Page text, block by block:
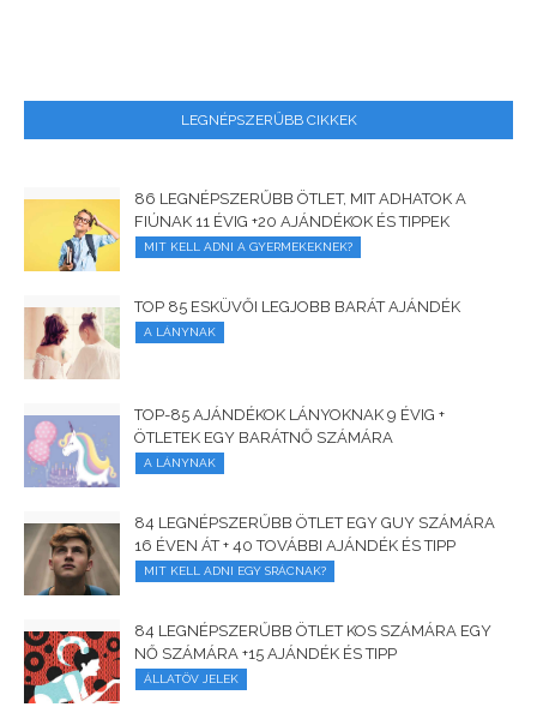
LEGNÉPSZERŰBB CIKKEK
86 LEGNÉPSZERŰBB ÖTLET, MIT ADHATOK A
FIÚNAK 11 ÉVIG +20 AJÁNDÉKOK ÉS TIPPEK
MIT KELL ADNI A GYERMEKEKNEK?
TOP 85 ESKÜVŐI LEGJOBB BARÁT AJÁNDÉK
A LÁNYNAK
TOP-85 AJÁNDÉKOK LÁNYOKNAK 9 ÉVIG +
ÖTLETEK EGY BARÁTNŐ SZÁMÁRA
A LÁNYNAK
84 LEGNÉPSZERŰBB ÖTLET EGY GUY SZÁMÁRA
16 ÉVEN ÁT + 40 TOVÁBBI AJÁNDÉK ÉS TIPP
MIT KELL ADNI EGY SRÁCNAK?
84 LEGNÉPSZERŰBB ÖTLET KOS SZÁMÁRA EGY
NŐ SZÁMÁRA +15 AJÁNDÉK ÉS TIPP
ÁLLATÖV JELEK